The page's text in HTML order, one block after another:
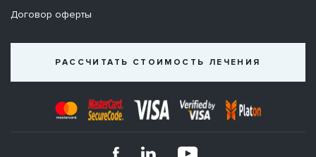
Договор оферты
РАССЧИТАТЬ СТОИМОСТЬ ЛЕЧЕНИЯ